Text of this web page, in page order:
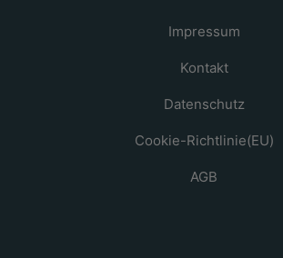
Impressum
Kontakt
Datenschutz
Cookie-Richtlinie(EU)
AGB